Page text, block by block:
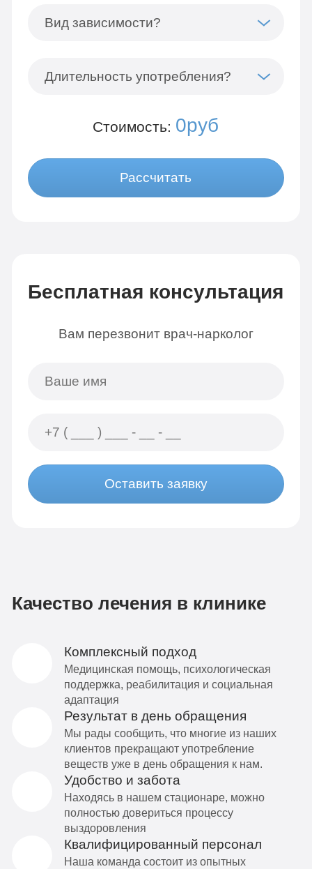
Вид зависимости?
Длительность употребления?
Стоимость: 0руб
Рассчитать
Бесплатная консультация
Вам перезвонит врач-нарколог
Оставить заявку
Качество лечения в клинике
Комплексный подход
Медицинская помощь, психологическая
поддержка, реабилитация и социальная
адаптация
Результат в день обращения
Мы рады сообщить, что многие из наших
клиентов прекращают употребление
веществ уже в день обращения к нам.
Удобство и забота
Находясь в нашем стационаре, можно
полностью довериться процессу
выздоровления
Квалифицированный персонал
Наша команда состоит из опытных